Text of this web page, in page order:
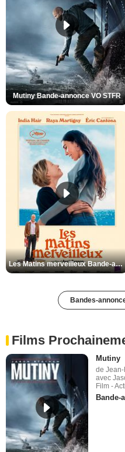
Mutiny Bande-annonce VO STFR
Les Matins merveilleux Bande-annonce VF
Bandes-
Films
Mutiny
de
avec
Film -
Bande-